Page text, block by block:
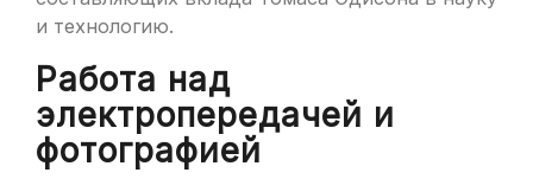
и технологию.
Работа над
электропередачей и
фотографией